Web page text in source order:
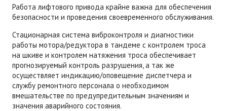
Работа лифтового привода крайне важна для обеспечения
безопасности и проведения своевременного обслуживания.
Стационарная система виброконтроля и диагностики
работы мотора/редуктора в тандеме с контролем троса
на шкиве и контролем натяжения троса обеспечивает
прогнозируемый контроль разрушения, а так же
осуществляет индикацию/оповещение диспетчера и
службу ремонтного персонала о необходимом
вмешательстве по предупредительным значениям и
значения аварийного состояния.